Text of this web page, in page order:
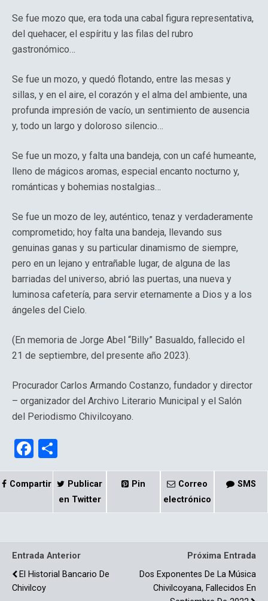
Se fue mozo que, era toda una cabal figura representativa,
del quehacer, el espíritu y las filas del rubro
gastronómico…
Se fue un mozo, y quedó flotando, entre las mesas y
sillas, y en el aire, el corazón y el alma del ambiente, una
profunda impresión de vacío, un sentimiento de ausencia
y, todo un largo y doloroso silencio…
Se fue un mozo, y falta una bandeja, con un café humeante,
lleno de mágicos aromas, especial encanto nocturno y,
románticas y bohemias nostalgias…
Se fue un mozo de ley, auténtico, tenaz y verdaderamente
comprometido; hoy falta una bandeja, llevando sus
genuinas ganas y su particular dinamismo de siempre,
pero en un lejano y entrañable lugar, de alguna de las
barriadas del universo, abrió las puertas, una nueva y
luminosa cafetería, para servir eternamente a Dios y a los
ángeles del Cielo.
(En memoria de Jorge Abel “Billy” Basualdo, fallecido el
21 de septiembre, del presente año 2023).
Procurador Carlos Armando Costanzo, fundador y director
– organizador del Archivo Literario Municipal y el Salón
del Periodismo Chivilcoyano.
F
a
ce
k
o
m
p
Compartir
Publicar
en Twitter
Pin
Correo
electrónico
SMS
Entrada Anterior
El Historial Bancario De
Chivilcoy
Próxima Entrada
Dos Exponentes De La Música
Chivilcoyana, Fallecidos En